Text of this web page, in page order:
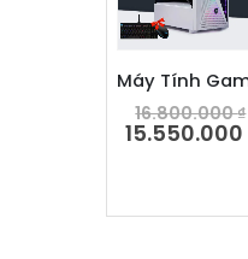
16.800.000₫
15.550.000